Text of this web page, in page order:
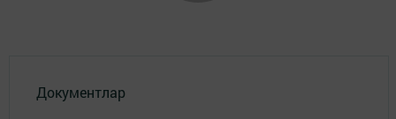
Документлар